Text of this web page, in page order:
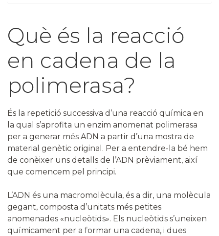
Què és la reacció
en cadena de la
polimerasa?
És la repetició successiva d’una reacció química en
la qual s’aprofita un enzim anomenat polimerasa
per a generar més ADN a partir d’una mostra de
material genètic original. Per a entendre-la bé hem
de conèixer uns detalls de l’ADN prèviament, així
que comencem pel principi.
L’ADN és una macromolècula, és a dir, una molècula
gegant, composta d’unitats més petites
anomenades «nucleòtids». Els nucleòtids s’uneixen
químicament per a formar una cadena, i dues